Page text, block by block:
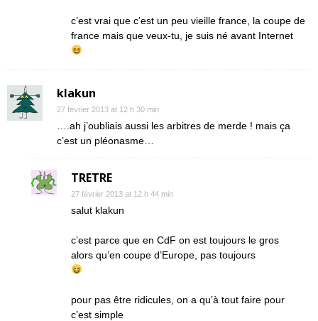
c’est vrai que c’est un peu vieille france, la coupe de
france mais que veux-tu, je suis né avant Internet
klakun
27 février 2013 at 12 h 30 min
….ah j’oubliais aussi les arbitres de merde ! mais ça
c’est un pléonasme…
TRETRE
27 février 2013 at 12 h 44 min
salut klakun
c’est parce que en CdF on est toujours le gros
alors qu’en coupe d’Europe, pas toujours
pour pas être ridicules, on a qu’à tout faire pour
c’est simple